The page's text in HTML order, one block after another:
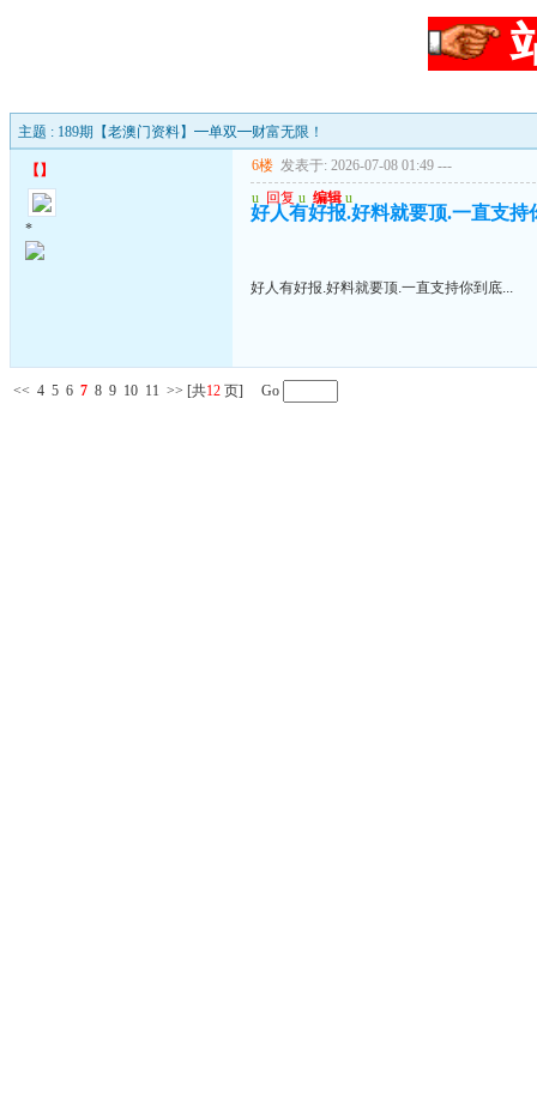
主题 : 189期【老澳门资料】━单双━财富无限！
【 】
*
6楼 发表于: 2026-07-08 01:49 ---
u 回复 u 编辑 u
好人有好报.好料就要顶.一直支持
好人有好报.好料就要顶.一直支持你到底...
<< 4 5 6 7 8 9 10 11 >> [共12 页] Go